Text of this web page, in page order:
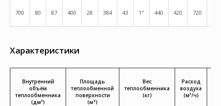
700 80 87 400 28 384 43 1" 440 420 720
Характеристики
Внутренний
объём
теплообменника
(дм³)
Площадь
теплообменной
поверхности
(м²)
Вес
теплообменника
(кг)
Расход
воздуха
(м³/ч)